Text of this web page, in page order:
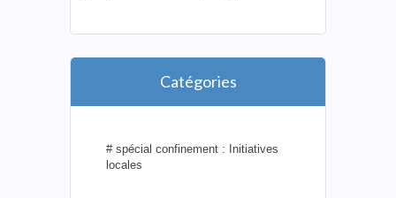
Catégories
# spécial confinement : Initiatives
locales